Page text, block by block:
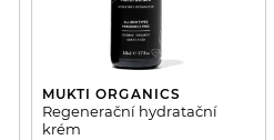
MUKTI ORGANICS
Regenerační hydratační
krém